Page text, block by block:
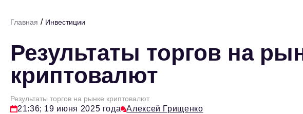
Главная / Инвестиции
Результаты торгов на
криптовалют
Результаты торгов на рынке криптовалют
21:36; 19 июня 2025 года Алексей Грищенко